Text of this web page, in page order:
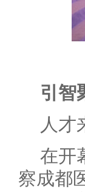
引智
人才
在开
察成都